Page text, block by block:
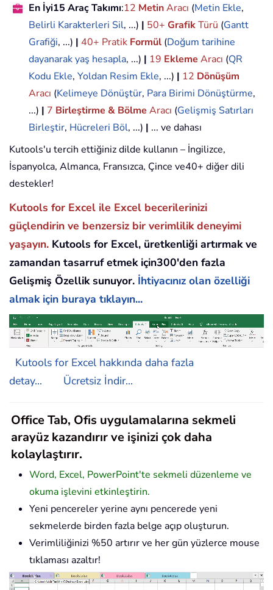
En İyi15 Araç Takımı:12 MetinAracı (Metin Ekle,
Belirli Karakterleri Sil, ...) | 50+ GrafikTürü (Gantt
Grafiği, ...) | 40+ Pratik Formül (Doğum tarihine
dayanarak yaş hesapla, ...) | 19 Ekleme Aracı (QR
Kodu Ekle, Yoldan Resim Ekle, ...) | 12 Dönüşüm
Aracı (Kelimeye Dönüştür, Para Birimi Dönüştürme,
...) | 7 Birleştirme & Bölme Aracı (Gelişmiş Satırları
Birleştir, Hücreleri Böl, ...) | ... ve dahası
Kutools'u tercih ettiğiniz dilde kullanın – İngilizce,
İspanyolca, Almanca, Fransızca, Çince ve40+ diğer dili
destekler!
Kutools for Excel ile Excel becerilerinizi
güçlendirin ve benzersiz bir verimlilik deneyimi
yaşayın. Kutools for Excel, üretkenliği artırmak ve
zamandan tasarruf etmek için300'den fazla
Gelişmiş Özellik sunuyor. İhtiyacınız olan özelliği
almak için buraya tıklayın...
Kutools for Excel hakkında daha fazla
detay...
Ücretsiz İndir...
Office Tab, Ofis uygulamalarına sekmeli
arayüz kazandırır ve işinizi çok daha
kolaylaştırır.
Word, Excel, PowerPoint'te sekmeli düzenleme ve
okuma işlevini etkinleştirin.
Yeni pencereler yerine aynı pencerede yeni
sekmelerde birden fazla belge açıp oluşturun.
Verimliliğinizi %50 artırır ve her gün yüzlerce mouse
tıklaması azaltır!